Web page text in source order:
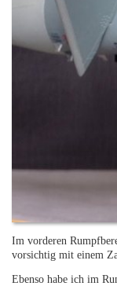
Im vorderen
vorsichtig mit einem
Ebenso habe ich im